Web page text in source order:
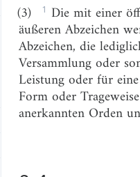
(3)
1 Die mit einer
äußeren Abzeichen
Abzeichen, die
Versammlung oder
Leistung oder für
Form oder
anerkannten Orden